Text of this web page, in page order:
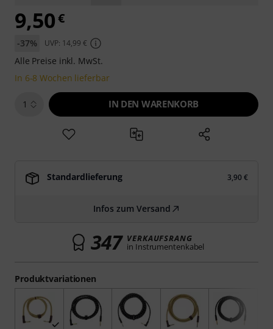
Produktvariationen
9,50€
-37% UVP: 14,99 €
Alle Preise inkl. MwSt.
In 6-8 Wochen lieferbar
1 IN DEN WARENKORB
Standardlieferung 3,90 €
Infos zum Versand
347 VERKAUFSRANG
in Instrumentenkabel